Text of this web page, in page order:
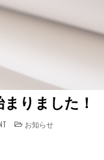
りました！
ON
CANON
POSTED
IN
お知らせ